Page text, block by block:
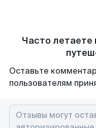
Часто летаете
Оставьте
пользователям